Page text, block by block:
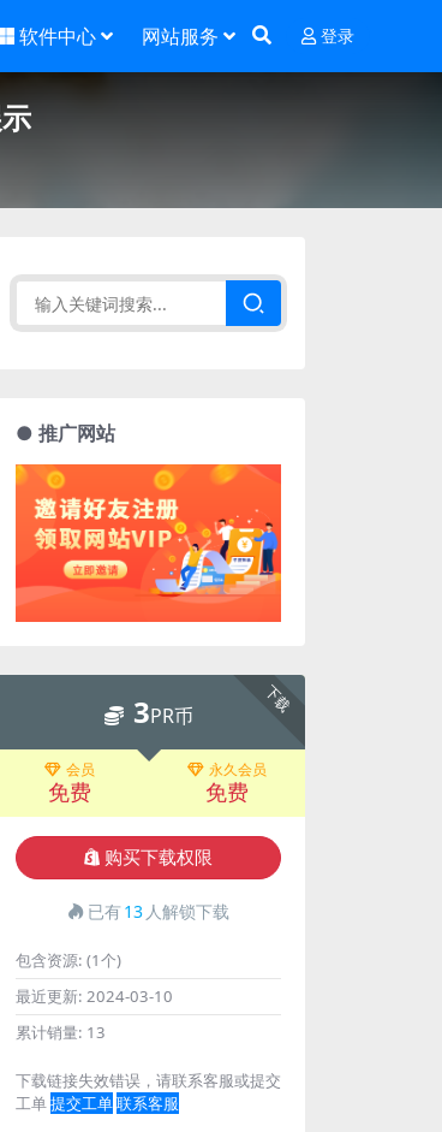
软件中心 网站服务 登录
● 推广网站
下载
3PR币
会员
免费
永久会员
免费
购买下载权限
已有13 人解锁下载
包含资源: (1个)
最近更新: 2024-03-10
累计销量: 13
下载链接失效错误，请联系客服或提交
工单提交工单联系客服